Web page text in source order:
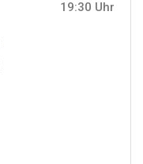
19:30 Uhr